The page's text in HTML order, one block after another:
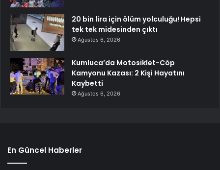
20 bin lira için ölüm yolculuğu! Hepsi
tek tek midesinden çıktı
Ağustos 6, 2026
Kumluca’da Motosiklet-Cöp
Kamyonu Kazası: 2 Kişi Hayatını
Kaybetti
Ağustos 6, 2026
En Güncel Haberler